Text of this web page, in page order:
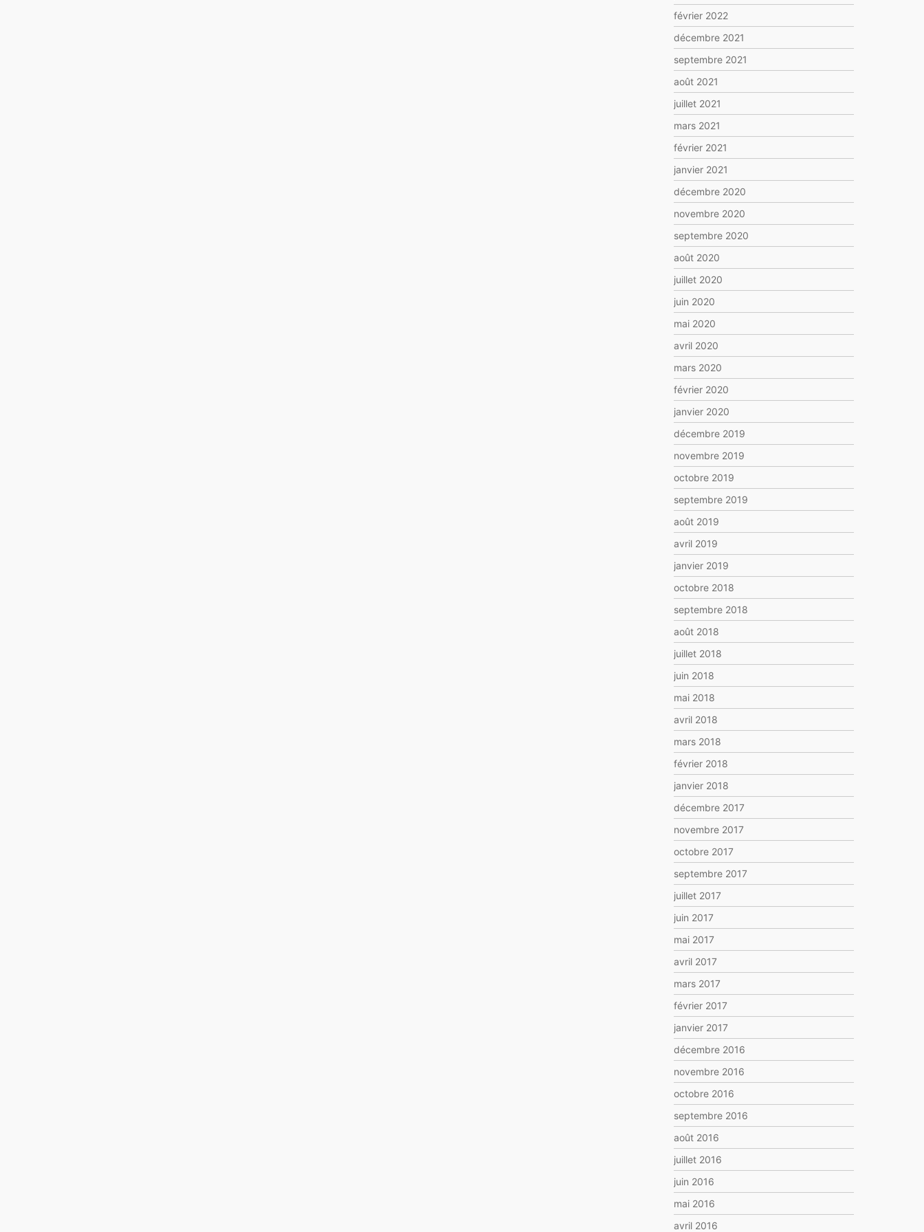
février 2022
décembre 2021
septembre 2021
août 2021
juillet 2021
mars 2021
février 2021
janvier 2021
décembre 2020
novembre 2020
septembre 2020
août 2020
juillet 2020
juin 2020
mai 2020
avril 2020
mars 2020
février 2020
janvier 2020
décembre 2019
novembre 2019
octobre 2019
septembre 2019
août 2019
avril 2019
janvier 2019
octobre 2018
septembre 2018
août 2018
juillet 2018
juin 2018
mai 2018
avril 2018
mars 2018
février 2018
janvier 2018
décembre 2017
novembre 2017
octobre 2017
septembre 2017
juillet 2017
juin 2017
mai 2017
avril 2017
mars 2017
février 2017
janvier 2017
décembre 2016
novembre 2016
octobre 2016
septembre 2016
août 2016
juillet 2016
juin 2016
mai 2016
avril 2016